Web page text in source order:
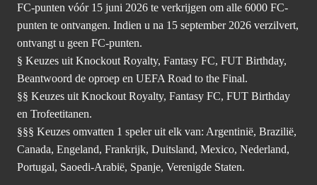
FC-punten vóór 15 juni 2026 te verkrijgen om alle 6000 FC-
punten te ontvangen. Indien u na 15 september 2026 verzilvert,
ontvangt u geen FC-punten.
§ Keuzes uit Knockout Royalty, Fantasy FC, FUT Birthday,
Beantwoord de oproep en UEFA Road to the Final.
§§ Keuzes uit Knockout Royalty, Fantasy FC, FUT Birthday
en Trofeetitanen.
§§§ Keuzes omvatten 1 speler uit elk van: Argentinië, Brazilië,
Canada, Engeland, Frankrijk, Duitsland, Mexico, Nederland,
Portugal, Saoedi-Arabië, Spanje, Verenigde Staten.